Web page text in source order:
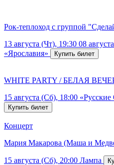
Рок-теплоход с группой
13 августа (Чт), 19:30 08
«Ярославия»
WHITE PARTY / БЕЛАЯ
15 августа (Сб), 18:00
Концерт
Мария Макарова (Маша и
15 августа (Сб), 20:00 Лампа